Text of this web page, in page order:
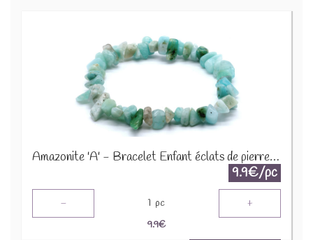
Amazonite 'A' - Bracelet Enfant éclats de pierres BRC-AMZX
9.9€/pc
- 1 pc +
9.9€